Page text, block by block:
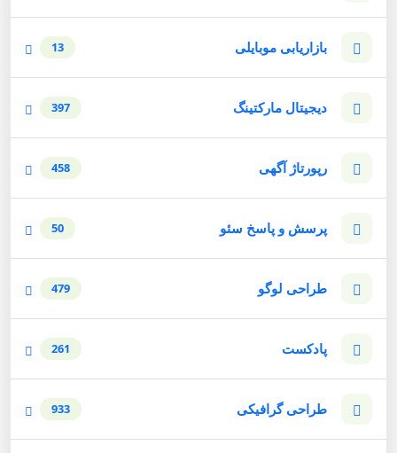
بازاریابی موبایلی 13
دیجیتال مارکتینگ 397
رپورتاژ آگهی 458
پرسش و پاسخ سئو 50
طراحی لوگو 479
پادکست 261
طراحی گرافیکی 933